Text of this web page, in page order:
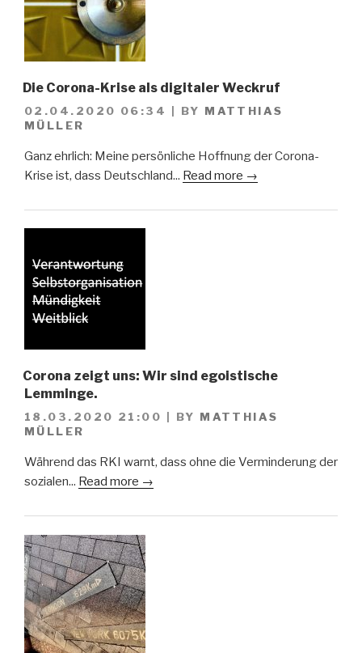
Die Corona-Krise als digitaler Weckruf
02.04.2020 06:34 BY MATTHIAS
MÜLLER
Ganz ehrlich: Meine persönliche Hoffnung der Corona-
Krise ist, dass Deutschland... Read more →
Corona zeigt uns: Wir sind egoistische
Lemminge.
18.03.2020 21:00 BY MATTHIAS
MÜLLER
Während das RKI warnt, dass ohne die Verminderung der
sozialen... Read more →